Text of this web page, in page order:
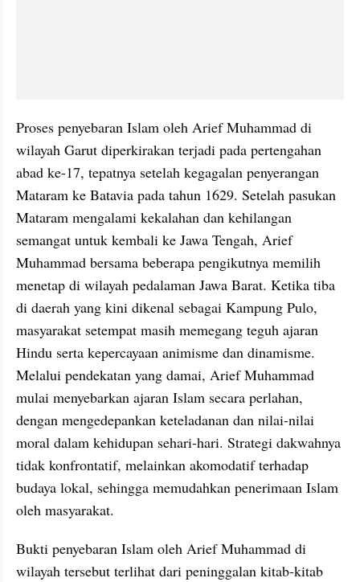
Proses penyebaran Islam oleh Arief Muhammad di
wilayah Garut diperkirakan terjadi pada pertengahan
abad ke-17, tepatnya setelah kegagalan penyerangan
Mataram ke Batavia pada tahun 1629. Setelah pasukan
Mataram mengalami kekalahan dan kehilangan
semangat untuk kembali ke Jawa Tengah, Arief
Muhammad bersama beberapa pengikutnya memilih
menetap di wilayah pedalaman Jawa Barat. Ketika tiba
di daerah yang kini dikenal sebagai Kampung Pulo,
masyarakat setempat masih memegang teguh ajaran
Hindu serta kepercayaan animisme dan dinamisme.
Melalui pendekatan yang damai, Arief Muhammad
mulai menyebarkan ajaran Islam secara perlahan,
dengan mengedepankan keteladanan dan nilai-nilai
moral dalam kehidupan sehari-hari. Strategi dakwahnya
tidak konfrontatif, melainkan akomodatif terhadap
budaya lokal, sehingga memudahkan penerimaan Islam
oleh masyarakat.
Bukti penyebaran Islam oleh Arief Muhammad di
wilayah tersebut terlihat dari peninggalan kitab-kitab